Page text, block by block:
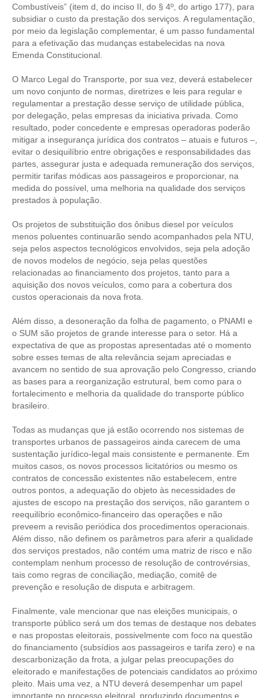
Combustíveis” (item d, do inciso II, do § 4º, do artigo 177), para
subsidiar o custo da prestação dos serviços. A regulamentação,
por meio da legislação complementar, é um passo fundamental
para a efetivação das mudanças estabelecidas na nova
Emenda Constitucional.
O Marco Legal do Transporte, por sua vez, deverá estabelecer
um novo conjunto de normas, diretrizes e leis para regular e
regulamentar a prestação desse serviço de utilidade pública,
por delegação, pelas empresas da iniciativa privada. Como
resultado, poder concedente e empresas operadoras poderão
mitigar a insegurança jurídica dos contratos – atuais e futuros –,
evitar o desiquilíbrio entre obrigações e responsabilidades das
partes, assegurar justa e adequada remuneração dos serviços,
permitir tarifas módicas aos passageiros e proporcionar, na
medida do possível, uma melhoria na qualidade dos serviços
prestados à população.
Os projetos de substituição dos ônibus diesel por veículos
menos poluentes continuarão sendo acompanhados pela NTU,
seja pelos aspectos tecnológicos envolvidos, seja pela adoção
de novos modelos de negócio, seja pelas questões
relacionadas ao financiamento dos projetos, tanto para a
aquisição dos novos veículos, como para a cobertura dos
custos operacionais da nova frota.
Além disso, a desoneração da folha de pagamento, o PNAMI e
o SUM são projetos de grande interesse para o setor. Há a
expectativa de que as propostas apresentadas até o momento
sobre esses temas de alta relevância sejam apreciadas e
avancem no sentido de sua aprovação pelo Congresso, criando
as bases para a reorganização estrutural, bem como para o
fortalecimento e melhoria da qualidade do transporte público
brasileiro.
Todas as mudanças que já estão ocorrendo nos sistemas de
transportes urbanos de passageiros ainda carecem de uma
sustentação jurídico-legal mais consistente e permanente. Em
muitos casos, os novos processos licitatórios ou mesmo os
contratos de concessão existentes não estabelecem, entre
outros pontos, a adequação do objeto às necessidades de
ajustes de escopo na prestação dos serviços, não garantem o
reequilíbrio econômico-financeiro das operações e não
preveem a revisão periódica dos procedimentos operacionais.
Além disso, não definem os parâmetros para aferir a qualidade
dos serviços prestados, não contém uma matriz de risco e não
contemplam nenhum processo de resolução de controvérsias,
tais como regras de conciliação, mediação, comitê de
prevenção e resolução de disputa e arbitragem.
Finalmente, vale mencionar que nas eleições municipais, o
transporte público será um dos temas de destaque nos debates
e nas propostas eleitorais, possivelmente com foco na questão
do financiamento (subsídios aos passageiros e tarifa zero) e na
descarbonização da frota, a julgar pelas preocupações do
eleitorado e manifestações de potenciais candidatos ao próximo
pleito. Mais uma vez, a NTU deverá desempenhar um papel
importante no processo eleitoral, produzindo documentos e